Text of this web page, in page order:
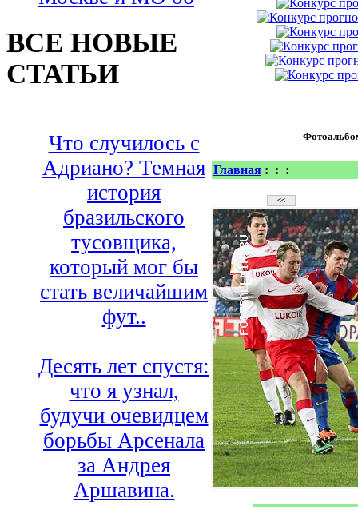
ВСЕ НОВЫЕ
СТАТЬИ
Что случилось с
Адриано? Темная
история
бразильского
тусовщика,
который мог бы
стать величайшим
фут..
Десять лет спустя:
что я узнал,
будучи очевидцем
борьбы Арсенала
за Андрея
Аршавина.
Главная : : :